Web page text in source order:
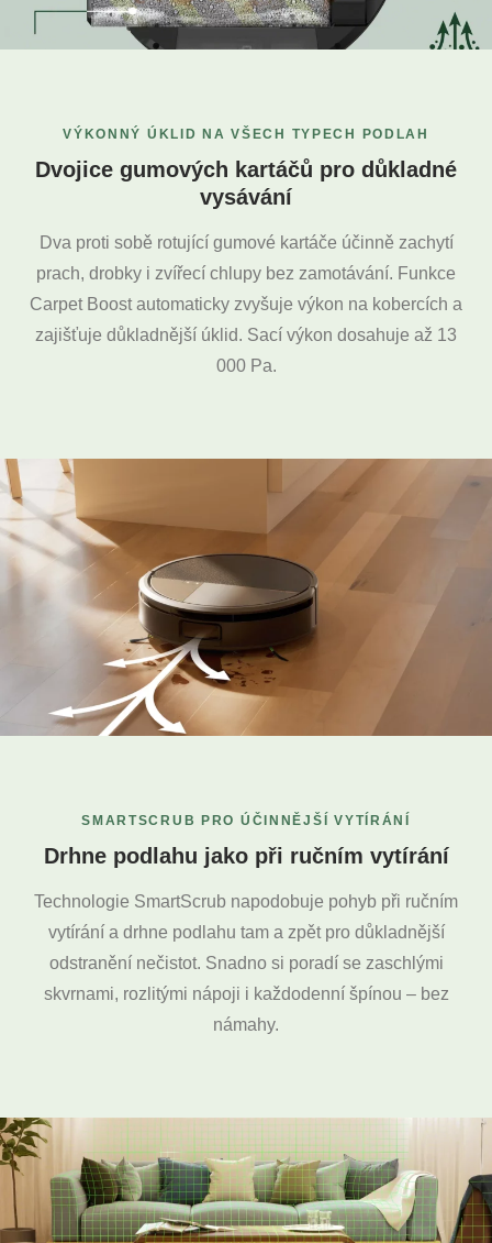
VÝKONNÝ ÚKLID NA VŠECH TYPECH PODLAH
Dvojice gumových kartáčů pro důkladné
vysávání
Dva proti sobě rotující gumové kartáče účinně zachytí
prach, drobky i zvířecí chlupy bez zamotávání. Funkce
Carpet Boost automaticky zvyšuje výkon na kobercích a
zajišťuje důkladnější úklid. Sací výkon dosahuje až 13
000 Pa.
SMARTSCRUB PRO ÚČINNĚJŠÍ VYTÍRÁNÍ
Drhne podlahu jako při ručním vytírání
Technologie SmartScrub napodobuje pohyb při ručním
vytírání a drhne podlahu tam a zpět pro důkladnější
odstranění nečistot. Snadno si poradí se zaschlými
skvrnami, rozlitými nápoji i každodenní špínou – bez
námahy.